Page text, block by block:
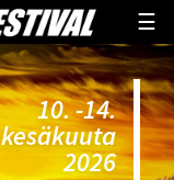
☰
10. -14.
kesäkuuta
2026